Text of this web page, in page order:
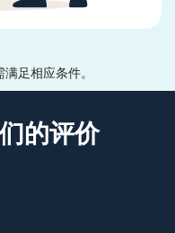
足相应条件。
的评价